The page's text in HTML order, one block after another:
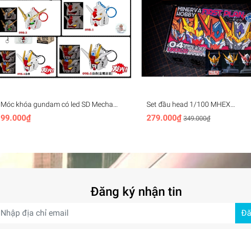
Móc khóa gundam có led SD Mecha
Head Key Chain (rx78, unicorn,
freedom, aerial,..)
99.000₫
Set đầu head 1/100 MHEX
HEADMASTER Vajra 04 Barbatos
Wolverine - Minerva (+led)
279.000₫ 349.000₫
Đăng ký nhận tin